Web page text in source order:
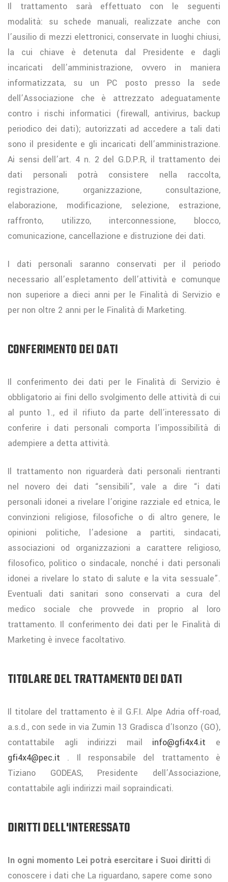
Il trattamento sarà effettuato con le seguenti
modalità: su schede manuali, realizzate anche con
l’ausilio di mezzi elettronici, conservate in luoghi chiusi,
la cui chiave è detenuta dal Presidente e dagli
incaricati dell’amministrazione, ovvero in maniera
informatizzata, su un PC posto presso la sede
dell’Associazione che è attrezzato adeguatamente
contro i rischi informatici (firewall, antivirus, backup
periodico dei dati); autorizzati ad accedere a tali dati
sono il presidente e gli incaricati dell’amministrazione.
Ai sensi dell’art. 4 n. 2 del G.D.P.R, il trattamento dei
dati personali potrà consistere nella raccolta,
registrazione, organizzazione, consultazione,
elaborazione, modificazione, selezione, estrazione,
raffronto, utilizzo, interconnessione, blocco,
comunicazione, cancellazione e distruzione dei dati.
I dati personali saranno conservati per il periodo
necessario all’espletamento dell’attività e comunque
non superiore a dieci anni per le Finalità di Servizio e
per non oltre 2 anni per le Finalità di Marketing.
CONFERIMENTO DEI DATI
Il conferimento dei dati per le Finalità di Servizio è
obbligatorio ai fini dello svolgimento delle attività di cui
al punto 1., ed il rifiuto da parte dell’interessato di
conferire i dati personali comporta l’impossibilità di
adempiere a detta attività.
Il trattamento non riguarderà dati personali rientranti
nel novero dei dati “sensibili”, vale a dire “i dati
personali idonei a rivelare l’origine razziale ed etnica, le
convinzioni religiose, filosofiche o di altro genere, le
opinioni politiche, l’adesione a partiti, sindacati,
associazioni od organizzazioni a carattere religioso,
filosofico, politico o sindacale, nonché i dati personali
idonei a rivelare lo stato di salute e la vita sessuale”.
Eventuali dati sanitari sono conservati a cura del
medico sociale che provvede in proprio al loro
trattamento. Il conferimento dei dati per le Finalità di
Marketing è invece facoltativo.
TITOLARE DEL TRATTAMENTO DEI DATI
Il titolare del trattamento è il G.F.I. Alpe Adria off-road,
a.s.d., con sede in via Zumin 13 Gradisca d’Isonzo (GO),
contattabile agli indirizzi mail info@gfi4x4.it e
gfi4x4@pec.it . Il responsabile del trattamento è
Tiziano GODEAS, Presidente dell’Associazione,
contattabile agli indirizzi mail sopraindicati.
DIRITTI DELL'INTERESSATO
In ogni momento Lei potrà esercitare i Suoi diritti di
conoscere i dati che La riguardano, sapere come sono